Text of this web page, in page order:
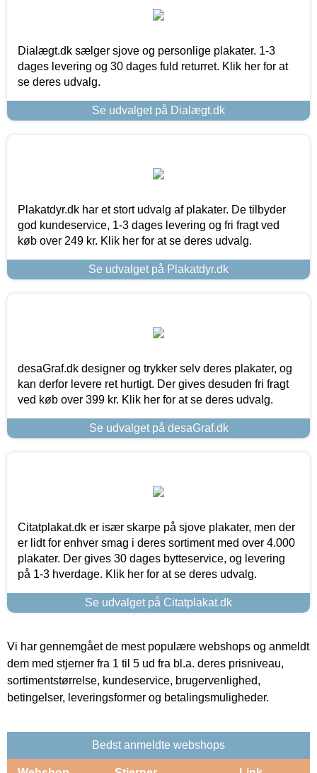
Dialægt.dk sælger sjove og personlige plakater. 1-3
dages levering og 30 dages fuld returret. Klik her for at
se deres udvalg.
Se udvalget på Dialægt.dk
Plakatdyr.dk har et stort udvalg af plakater. De tilbyder
god kundeservice, 1-3 dages levering og fri fragt ved
køb over 249 kr. Klik her for at se deres udvalg.
Se udvalget på Plakatdyr.dk
desaGraf.dk designer og trykker selv deres plakater, og
kan derfor levere ret hurtigt. Der gives desuden fri fragt
ved køb over 399 kr. Klik her for at se deres udvalg.
Se udvalget på desaGraf.dk
Citatplakat.dk er især skarpe på sjove plakater, men der
er lidt for enhver smag i deres sortiment med over 4.000
plakater. Der gives 30 dages bytteservice, og levering
på 1-3 hverdage. Klik her for at se deres udvalg.
Se udvalget på Citatplakat.dk
Vi har gennemgået de mest populære webshops og anmeldt
dem med stjerner fra 1 til 5 ud fra bl.a. deres prisniveau,
sortimentstørrelse, kundeservice, brugervenlighed,
betingelser, leveringsformer og betalingsmuligheder.
Bedst anmeldte webshops